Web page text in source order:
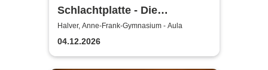
Schlachtplatte - Die
Jahresabrechnung 2026
Halver, Anne-Frank-Gymnasium - Aula
04.12.2026